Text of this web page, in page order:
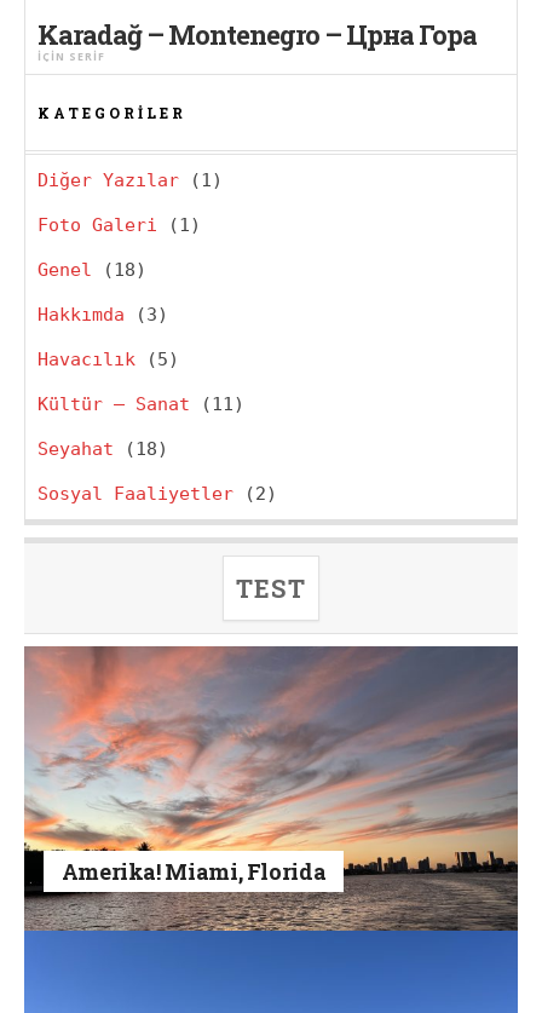
Karadağ – Montenegro – Црна Гора
IÇIN SERIF
KATEGORILER
Diğer Yazılar (1)
Foto Galeri (1)
Genel (18)
Hakkımda (3)
Havacılık (5)
Kültür – Sanat (11)
Seyahat (18)
Sosyal Faaliyetler (2)
TEST
Amerika! Miami, Florida